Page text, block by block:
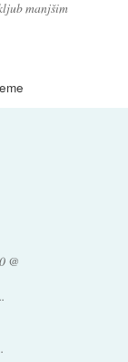
manjšim
@